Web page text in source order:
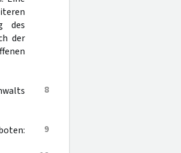
des
der
8
9